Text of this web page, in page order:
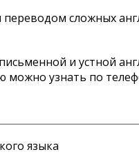
сложных
и устной
узнать по
языка